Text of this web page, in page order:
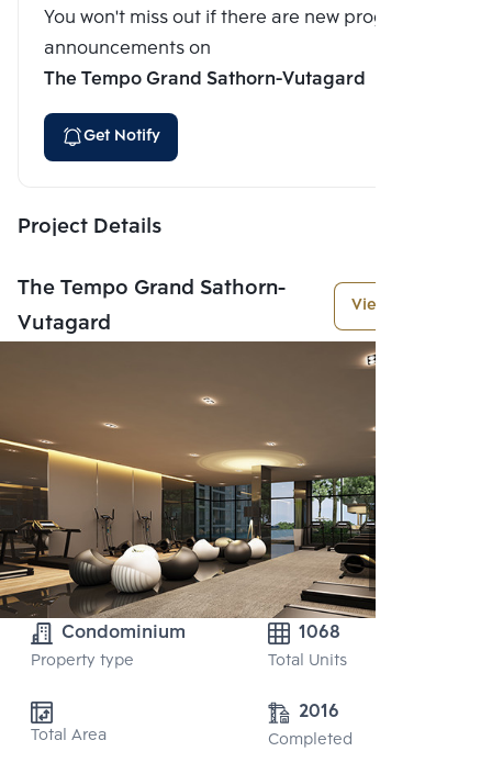
You won't miss out if there are new program
announcements on
The Tempo Grand Sathorn-Vutagard
Get Notify
Project Details
The Tempo Grand Sathorn-
Vutagard
View More
Condominium
Property type
1068
Total Units
Total Area
2016
Completed